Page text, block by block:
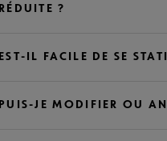
RÉDUITE ?
EST-IL FACILE DE SE
PUIS-JE MODIFIER OU